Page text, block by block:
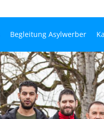
Begleitung Asylwerber